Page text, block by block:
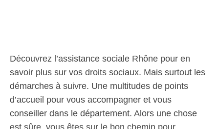
Découvrez l’assistance sociale Rhône pour en
savoir plus sur vos droits sociaux. Mais surtout les
démarches à suivre. Une multitudes de points
d’accueil pour vous accompagner et vous
conseiller dans le département. Alors une chose
est sûre, vous êtes sur le bon chemin pour